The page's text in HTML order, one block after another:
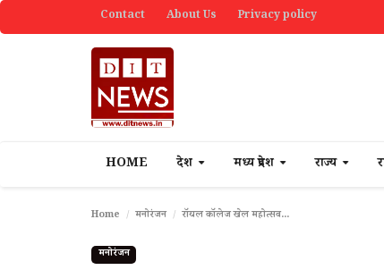
Contact About Us Privacy policy
HOME देश मध्य प्रदेश राज्य
Home मनोरंजन राॅयल काॅलेज खेल महोत्सव...
मनोरंजन